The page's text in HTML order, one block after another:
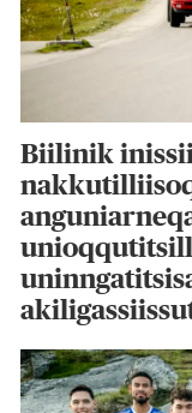
Biilinik